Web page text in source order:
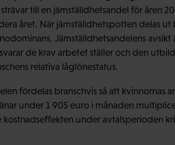
strävar till en jämställdhetsandel för åren
året. När jämställdhetspotten delas ut
Jämställdhetsandelens
de krav arbetet ställer och den
relativa låglönestatus.
fördelas branschvis så att kvinnornas
under 1 905 euro i månaden
kostnadseffekten under avtalsperioden